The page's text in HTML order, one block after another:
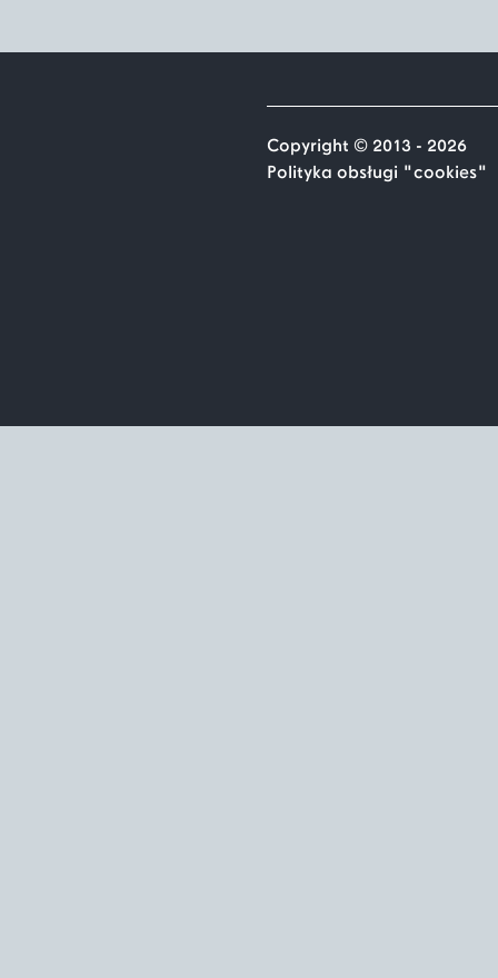
Copyright © 2013 - 2026
Polityka obsługi "cookies"